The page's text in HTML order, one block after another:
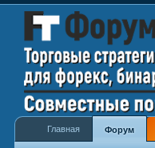
Главная Форум